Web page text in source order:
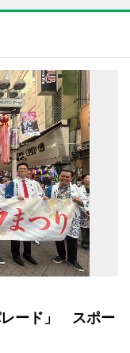
レード」 スポー